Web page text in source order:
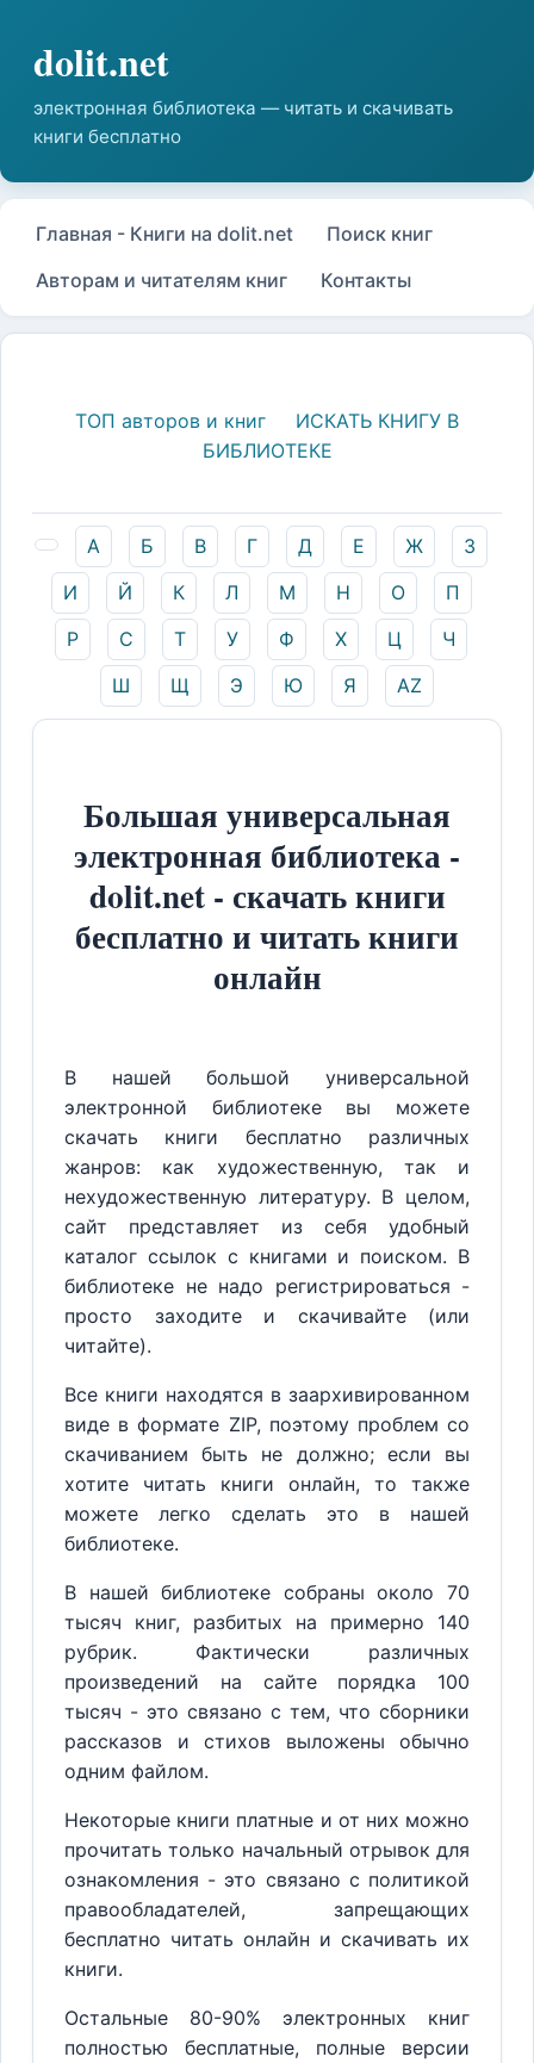
Главная - Книги на dolit.net
Поиск книг
Авторам и читателям книг
Контакты
ТОП авторов и книг
ИСКАТЬ КНИГУ В
БИБЛИОТЕКЕ
А Б В Г Д Е Ж
З
И
Й К Л М Н О
П
Р
С Т У Ф Х Ц
Ч
Ш
Щ Э Ю Я AZ
Большая универсальная
электронная библиотека -
dolit.net - скачать книги
бесплатно и читать книги
онлайн
В нашей большой универсальной
электронной библиотеке вы можете
скачать книги бесплатно различных
жанров: как художественную, так и
нехудожественную литературу. В целом,
сайт представляет из себя удобный
каталог ссылок с книгами и поиском. В
библиотеке не надо регистрироваться -
просто заходите и скачивайте (или
читайте).
Все книги находятся в заархивированном
виде в формате ZIP, поэтому проблем со
скачиванием быть не должно; если вы
хотите читать книги онлайн, то также
можете легко сделать это в нашей
библиотеке.
В нашей библиотеке собраны около 70
тысяч книг, разбитых на примерно 140
рубрик. Фактически различных
произведений на сайте порядка 100
тысяч - это связано с тем, что сборники
рассказов и стихов выложены обычно
одним файлом.
Некоторые книги платные и от них можно
прочитать только начальный отрывок для
ознакомления - это связано с политикой
правообладателей, запрещающих
бесплатно читать онлайн и скачивать их
книги.
Остальные 80-90% электронных книг
полностью бесплатные, полные версии